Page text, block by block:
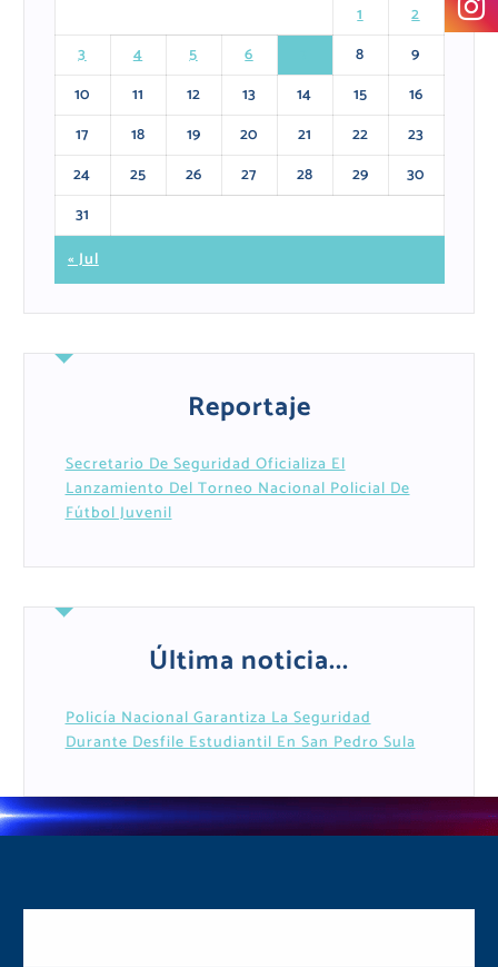
1
2
3
4 5 6 8
9
10
11 12 13 14 15
16
17
18 19 20 21 22
23
24
25 26 27 28 29
30
31
« Jul
Reportaje
Secretario De Seguridad Oficializa El
Lanzamiento Del Torneo Nacional Policial De
Fútbol Juvenil
Última noticia...
Policía Nacional Garantiza La Seguridad
Durante Desfile Estudiantil En San Pedro Sula